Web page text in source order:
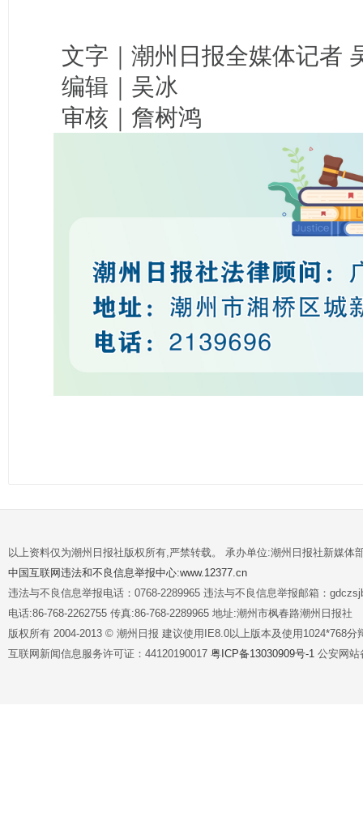
文字｜潮州日报全媒体记者
编辑｜吴冰
审核｜詹树鸿
以上资料仅为潮州日报社版权所有,严禁转载。 承办单位:潮州日报社新媒体
中国互联网违法和不良信息举报中心:www.12377.cn
违法与不良信息举报电话：0768-2289965 违法与不良信息举报邮箱：
电话:86-768-2262755 传真:86-768-2289965 地址:潮州市枫春路潮州日报社
版权所有 2004-2013 © 潮州日报 建议使用IE8.0以上版本及使用1024*768分
互联网新闻信息服务许可证：44120190017 粤ICP备13030909号-1 公安网站